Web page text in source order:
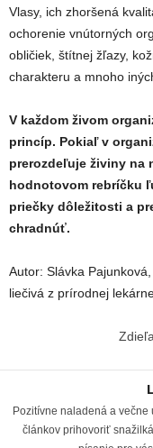
Vlasy, ich zhoršená
ochorenie vnútorných
obličiek, štítnej žľazy,
charakteru a mnoho
V každom živom
princíp. Pokiaľ v
prerozdeľuje živiny na
hodnotovom rebríčku
priečky dôležitosti a
chradnúť.
Autor: Slávka
liečivá z prírodnej
Pozitívne naladená a večne
článkov prihovoriť